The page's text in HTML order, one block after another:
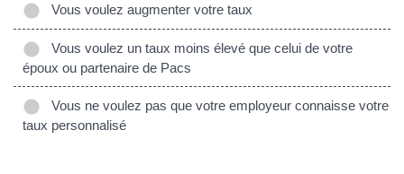
Vous voulez augmenter votre taux
Vous voulez un taux moins élevé que celui de votre
époux ou partenaire de Pacs
Vous ne voulez pas que votre employeur connaisse votre
taux personnalisé